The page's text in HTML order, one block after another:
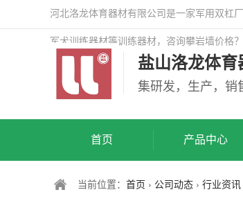
河北洛龙体育器材有限公司是一家军用双杠
军犬训练器材等训练器材，咨询攀岩墙价格
盐山洛龙体育
集研发，生产，销
首页 产品中心
当前位置： 首页 › 公司动态 › 行业资讯